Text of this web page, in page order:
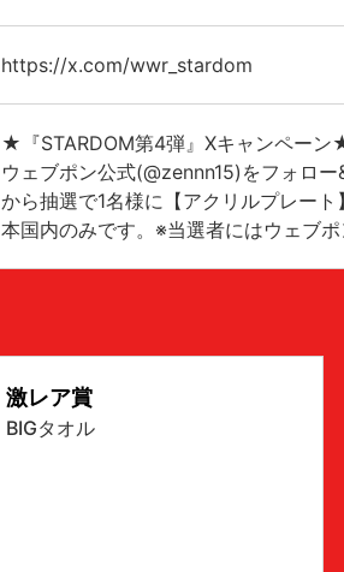
https://x.com/wwr_stardom
★『STARDOM第4弾』Xキャンペーン
ウェブポン公式(@zennn15)をフォロ
から抽選で1名様に【アクリルプレー
本国内のみです。※当選者にはウェブ
激レア賞
BIGタオル